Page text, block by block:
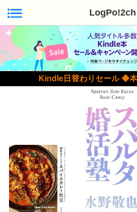
LogPo!2ch
Kindle日替わりセール ◆